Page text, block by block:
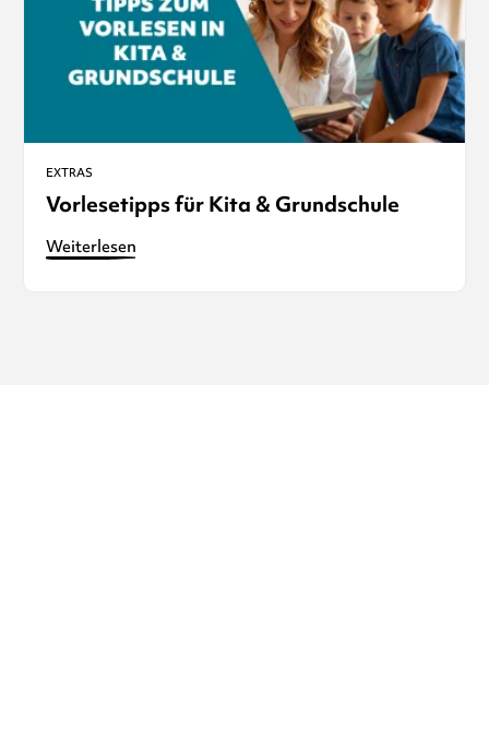
EXTRAS
Vorlesetipps für Kita & Grundschule
Weiterlesen